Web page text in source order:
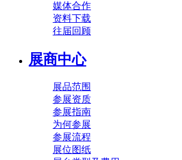
媒体合作
资料下载
往届回顾
展商中心
展品范围
参展资质
参展指南
为何参展
参展流程
展位图纸